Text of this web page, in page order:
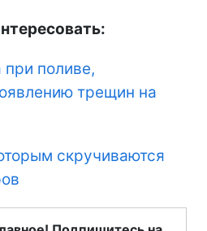
поливе,
трещин на
скручиваются